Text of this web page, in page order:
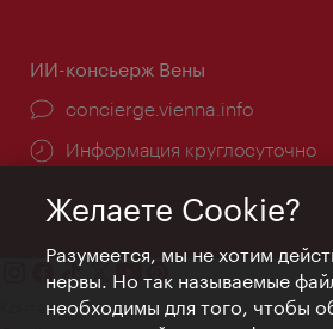
ИИ-консьерж Вены
concierge.vienna.info
Информация круглосуточно
Контакт
Желаете Cookie?
Разумеется, мы не хотим
нервы. Но так называемые
необходимы для того, чтобы